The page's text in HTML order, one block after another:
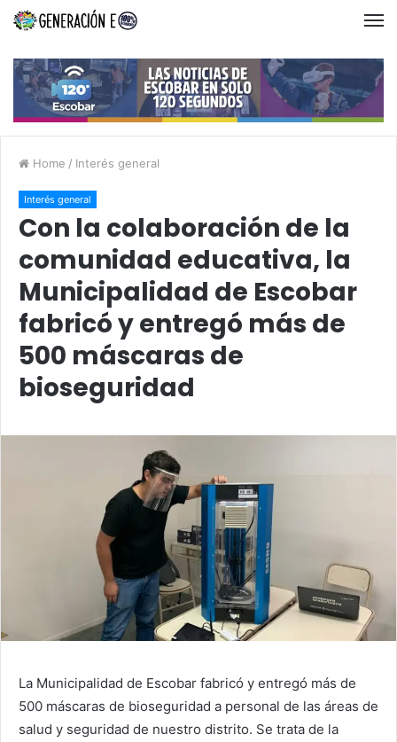
Home / Interés general
Interés general
Con la colaboración de la
comunidad educativa, la
Municipalidad de Escobar
fabricó y entregó más de
500 máscaras de
bioseguridad
La Municipalidad de Escobar fabricó y entregó más de
500 máscaras de bioseguridad a personal de las áreas de
salud y seguridad de nuestro distrito. Se trata de la